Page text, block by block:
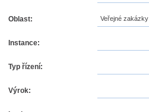
Oblast: Veřejné zakázky
Instance:
Typ řízení:
Výrok: